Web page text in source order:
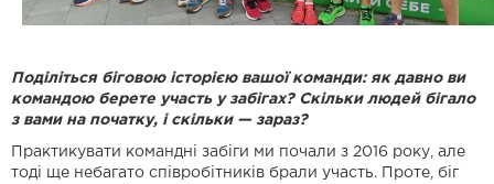
Поділіться біговою історією вашої команди: як давно ви
командою берете участь у забігах? Скільки людей бігало
з вами на початку, і скільки — зараз?
Практикувати командні забіги ми почали з 2016 року, але
тоді ще небагато співробітників брали участь. Проте, біг